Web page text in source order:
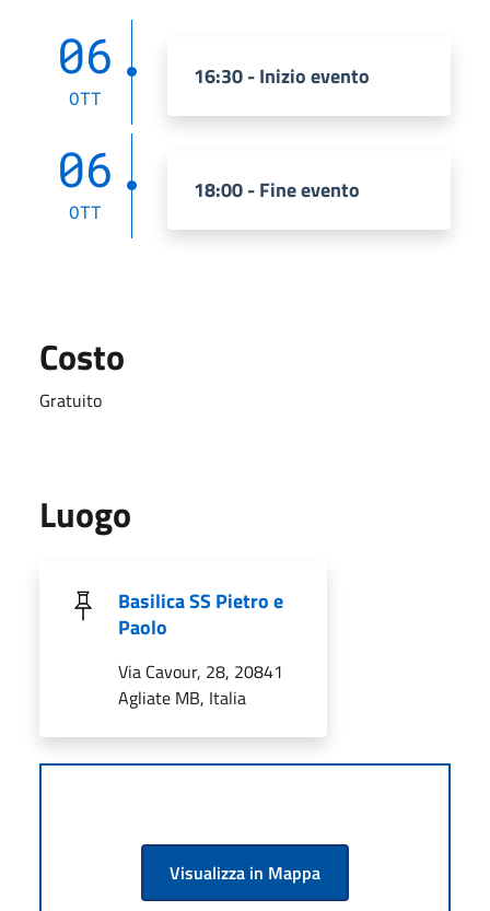
06
OTT
16:30 - Inizio evento
06
OTT
18:00 - Fine evento
Costo
Gratuito
Luogo
Basilica SS Pietro e
Paolo
Via Cavour, 28, 20841
Agliate MB, Italia
Visualizza in Mappa